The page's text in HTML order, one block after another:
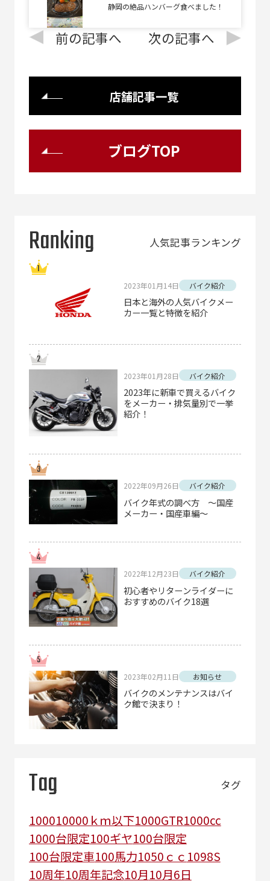
静岡の絶品ハンバーグ食べました！
前の記事へ
店舗記事一覧
次の記事へ
ブログTOP
Ranking 人気記事ランキング
2023年01月14日 バイク紹介
日本と海外の人気バイクメー
カー一覧と特徴を紹介
2023年01月28日 バイク紹介
2023年に新車で買えるバイク
をメーカー・排気量別で一挙
紹介！
2022年09月26日 バイク紹介
バイク年式の調べ方 ～国産
メーカー・国産車編～
2022年12月23日 バイク紹介
初心者やリターンライダーに
おすすめのバイク18選
2023年02月11日 お知らせ
バイクのメンテナンスはバイ
ク館で決まり！
Tag タグ
100010000ｋｍ以下1000GTR1000cc
1000台限定100ギヤ100台限定
100台限定車100馬力1050ｃｃ 1098S
10周年10周年記念10月10月6日